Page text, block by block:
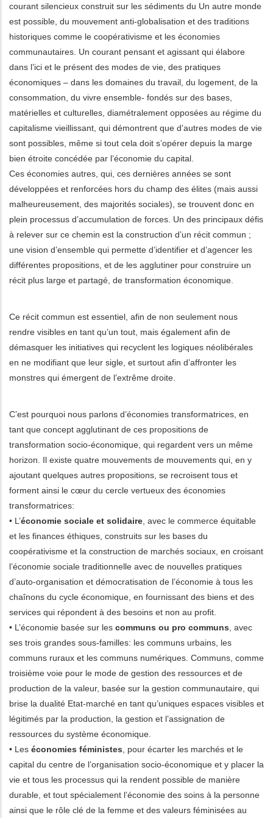
courant silencieux construit sur les sédiments du Un autre monde
est possible, du mouvement anti-globalisation et des traditions
historiques comme le coopérativisme et les économies
communautaires. Un courant pensant et agissant qui élabore
dans l’ici et le présent des modes de vie, des pratiques
économiques – dans les domaines du travail, du logement, de la
consommation, du vivre ensemble- fondés sur des bases,
matérielles et culturelles, diamétralement opposées au régime du
capitalisme vieillissant, qui démontrent que d’autres modes de vie
sont possibles, même si tout cela doit s’opérer depuis la marge
bien étroite concédée par l’économie du capital.
Ces économies autres, qui, ces dernières années se sont
développées et renforcées hors du champ des élites (mais aussi
malheureusement, des majorités sociales), se trouvent donc en
plein processus d’accumulation de forces. Un des principaux défis
à relever sur ce chemin est la construction d’un récit commun ;
une vision d’ensemble qui permette d’identifier et d’agencer les
différentes propositions, et de les agglutiner pour construire un
récit plus large et partagé, de transformation économique.
Ce récit commun est essentiel, afin de non seulement nous
rendre visibles en tant qu’un tout, mais également afin de
démasquer les initiatives qui recyclent les logiques néolibérales
en ne modifiant que leur sigle, et surtout afin d’affronter les
monstres qui émergent de l’extrême droite.
C’est pourquoi nous parlons d’économies transformatrices, en
tant que concept agglutinant de ces propositions de
transformation socio-économique, qui regardent vers un même
horizon. Il existe quatre mouvements de mouvements qui, en y
ajoutant quelques autres propositions, se recroisent tous et
forment ainsi le cœur du cercle vertueux des économies
transformatrices:
• L’économie sociale et solidaire , avec le commerce équitable
et les finances éthiques, construits sur les bases du
coopérativisme et la construction de marchés sociaux, en croisant
l’économie sociale traditionnelle avec de nouvelles pratiques
d’auto-organisation et démocratisation de l’économie à tous les
chaînons du cycle économique, en fournissant des biens et des
services qui répondent à des besoins et non au profit.
• L’économie basée sur les communs ou pro communs , avec
ses trois grandes sous-familles: les communs urbains, les
communs ruraux et les communs numériques. Communs, comme
troisième voie pour le mode de gestion des ressources et de
production de la valeur, basée sur la gestion communautaire, qui
brise la dualité Etat-marché en tant qu’uniques espaces visibles et
légitimés par la production, la gestion et l’assignation de
ressources du système économique.
• Les économies féministes , pour écarter les marchés et le
capital du centre de l’organisation socio-économique et y placer la
vie et tous les processus qui la rendent possible de manière
durable, et tout spécialement l’économie des soins à la personne
ainsi que le rôle clé de la femme et des valeurs féminisées au